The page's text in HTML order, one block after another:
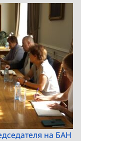
на БАН